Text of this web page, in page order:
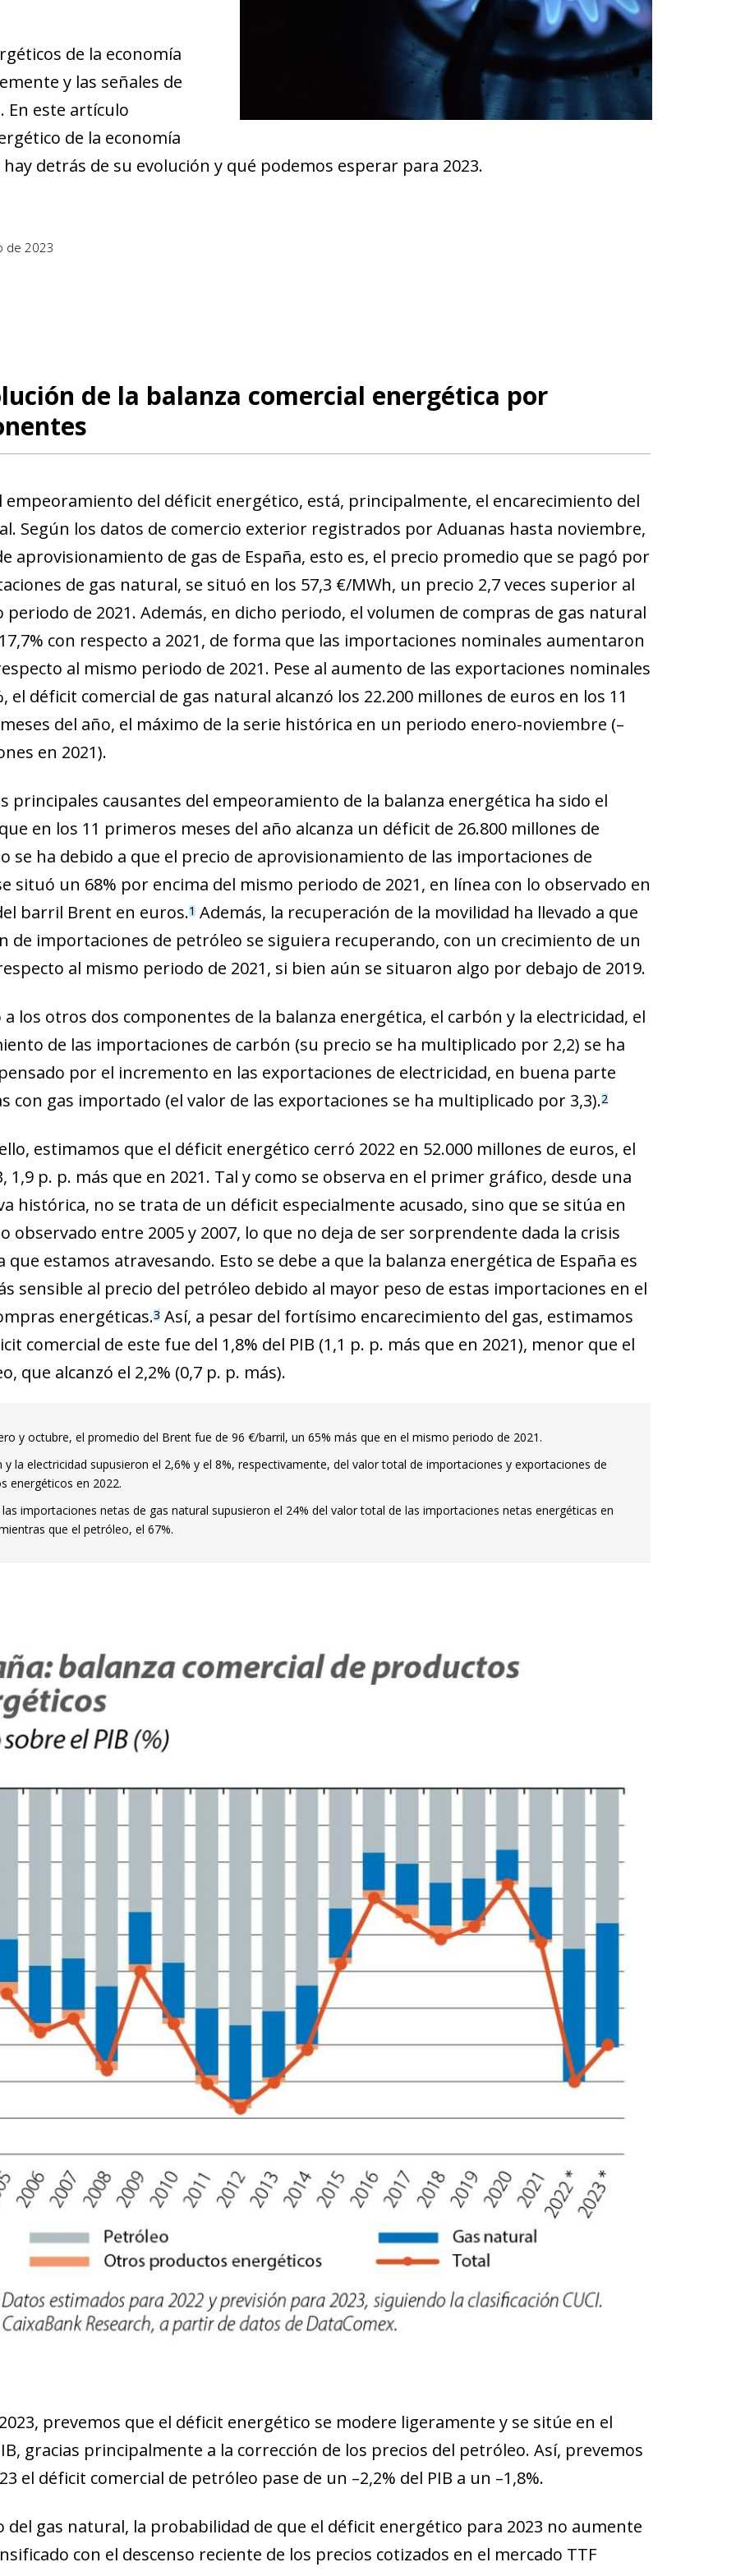
de la economía
y las señales de
En este artículo
de la economía
detrás de su evolución y qué podemos esperar para 2023.
de 2023
window)
de la balanza comercial energética por
empeoramiento del déficit energético, está, principalmente, el encarecimiento del
Según los datos de comercio exterior registrados por Aduanas hasta noviembre,
aprovisionamiento de gas de España, esto es, el precio promedio que se pagó por
de gas natural, se situó en los 57,3 €/MWh, un precio 2,7 veces superior al
periodo de 2021. Además, en dicho periodo, el volumen de compras de gas natural
con respecto a 2021, de forma que las importaciones nominales aumentaron
al mismo periodo de 2021. Pese al aumento de las exportaciones nominales
el déficit comercial de gas natural alcanzó los 22.200 millones de euros en los 11
del año, el máximo de la serie histórica en un periodo enero-noviembre (–
en 2021).
principales causantes del empeoramiento de la balanza energética ha sido el
en los 11 primeros meses del año alcanza un déficit de 26.800 millones de
se ha debido a que el precio de aprovisionamiento de las importaciones de
situó un 68% por encima del mismo periodo de 2021, en línea con lo observado en
barril Brent en euros.1Además, la recuperación de la movilidad ha llevado a que
de importaciones de petróleo se siguiera recuperando, con un crecimiento de un
al mismo periodo de 2021, si bien aún se situaron algo por debajo de 2019.
a los otros dos componentes de la balanza energética, el carbón y la electricidad, el
de las importaciones de carbón (su precio se ha multiplicado por 2,2) se ha
por el incremento en las exportaciones de electricidad, en buena parte
con gas importado (el valor de las exportaciones se ha multiplicado por 3,3).2
estimamos que el déficit energético cerró 2022 en 52.000 millones de euros, el
1,9 p. p. más que en 2021. Tal y como se observa en el primer gráfico, desde una
histórica, no se trata de un déficit especialmente acusado, sino que se sitúa en
observado entre 2005 y 2007, lo que no deja de ser sorprendente dada la crisis
que estamos atravesando. Esto se debe a que la balanza energética de España es
sensible al precio del petróleo debido al mayor peso de estas importaciones en el
energéticas.3Así, a pesar del fortísimo encarecimiento del gas, estimamos
comercial de este fue del 1,8% del PIB (1,1 p. p. más que en 2021), menor que el
que alcanzó el 2,2% (0,7 p. p. más).
y octubre, el promedio del Brent fue de 96 €/barril, un 65% más que en el mismo periodo de 2021.
y la electricidad supusieron el 2,6% y el 8%, respectivamente, del valor total de importaciones y exportaciones de
energéticos en 2022.
las importaciones netas de gas natural supusieron el 24% del valor total de las importaciones netas energéticas en
que el petróleo, el 67%.
prevemos que el déficit energético se modere ligeramente y se sitúe en el
gracias principalmente a la corrección de los precios del petróleo. Así, prevemos
el déficit comercial de petróleo pase de un –2,2% del PIB a un –1,8%.
del gas natural, la probabilidad de que el déficit energético para 2023 no aumente
con el descenso reciente de los precios cotizados en el mercado TTF